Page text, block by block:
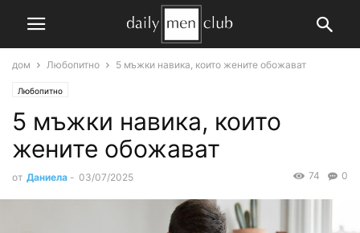
дом Любопитно 5 мъжки навика, които жените обожават
Любопитно
5 мъжки навика, които
жените обожават
от Даниела - 03/07/2025 0
74